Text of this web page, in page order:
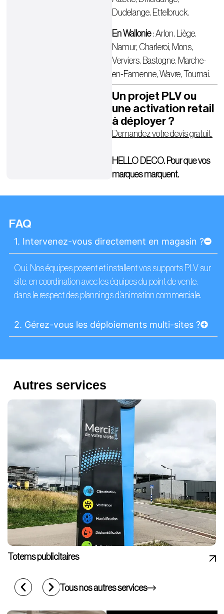
Dudelange, Ettelbruck.
En Wallonie: Arlon, Liège,
Namur, Charleroi, Mons,
Verviers, Bastogne, Marche-
en-Famenne, Wavre, Tournai.
Un projet PLV ou
une activation retail
à déployer ?
Demandez votre devis gratuit.
HELLO DECO. Pour que vos
marques marquent.
FAQ
1. Intervenez-vous directement en magasin ?
Oui. Nos équipes posent et installent vos supports PLV sur
site, en coordination avec les équipes du point de vente,
dans le respect des plannings d’animation commerciale.
2. Gérez-vous les déploiements multi-sites ?
Autres services
Totems publicitaires
Tous nos autres services